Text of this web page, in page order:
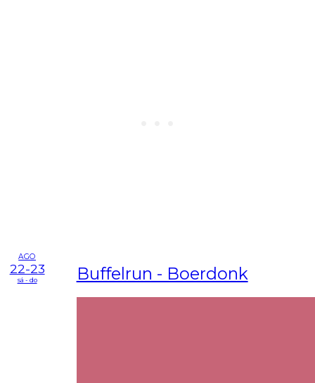
AGO
22-23
sá - do Buffelrun - Boerdonk